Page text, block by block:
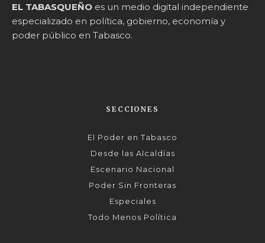
EL TABASQUEÑO es un medio digital independiente
especializado en política, gobierno, economía y
poder público en Tabasco.
SECCIONES
El Poder en Tabasco
Desde las Alcaldías
Escenario Nacional
Poder Sin Fronteras
Especiales
Todo Menos Política